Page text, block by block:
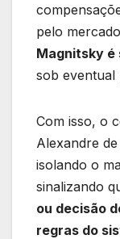
pelo
Magnitsky
sob eventual
Com isso, o
Alexandre
isolando o
sinalizando
ou decisão
regras do